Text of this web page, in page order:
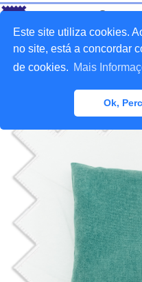
Este site utiliza cookies.
no site, está a concordar
de cookies. Mais
Ok,